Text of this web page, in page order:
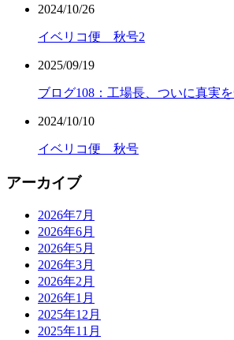
2024/10/26
イベリコ便 秋号2
2025/09/19
ブログ108：工場長、ついに真実を
2024/10/10
イベリコ便 秋号
アーカイブ
2026年7月
2026年6月
2026年5月
2026年3月
2026年2月
2026年1月
2025年12月
2025年11月